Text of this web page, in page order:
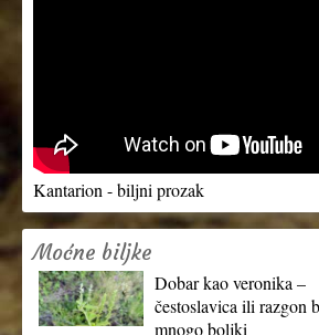
Kantarion - biljni prozak
Moćne biljke
Dobar kao veronika –
čestoslavica ili razgon
mnogo boljki